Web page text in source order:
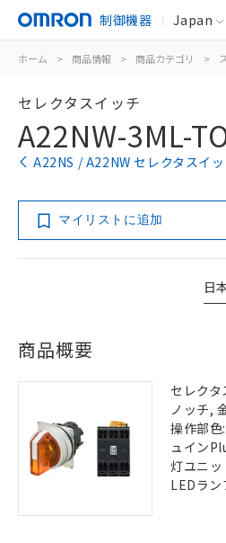
制御機器 Japan
ホーム > 商品情報 > 商品カテゴリ >
セレクタスイッチ
A22NW-3ML-
A22NS / A22NW セレクタスイ
マイリストに追加
日
商品概要
セレク
ノッチ,
操作部
ュイン
灯ユニ
LEDラ